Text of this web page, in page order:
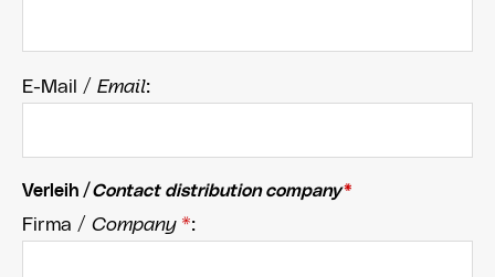
E-Mail / Email:
Verleih /Contact distribution company*
Firma / Company *: